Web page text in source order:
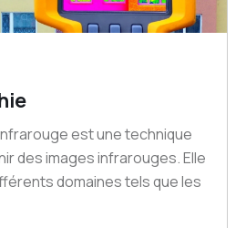
est une technique
des images infrarouges. Elle
domaines tels que les